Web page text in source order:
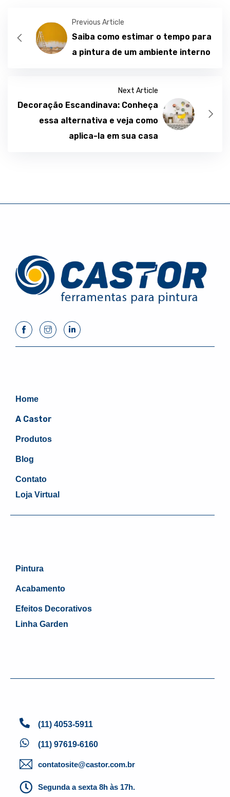
Previous Article
Saiba como estimar o tempo para
a pintura de um ambiente interno
Next Article
Decoração Escandinava: Conheça
essa alternativa e veja como
aplica-la em sua casa
Home
A Castor
Produtos
Blog
Contato
Loja Virtual
Pintura
Acabamento
Efeitos Decorativos
Linha Garden
(11) 4053-5911
(11) 97619-6160
contatosite@castor.com.br
Segunda a sexta 8h às 17h.